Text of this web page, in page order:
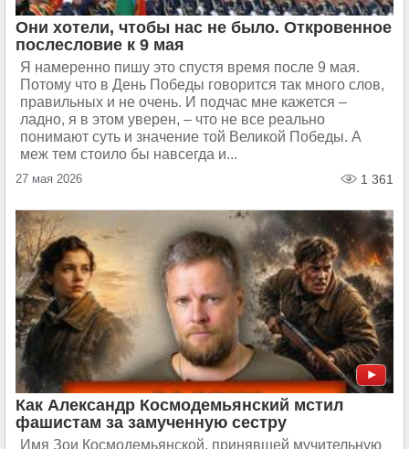
Они хотели, чтобы нас не было. Откровенное
послесловие к 9 мая
Я намеренно пишу это спустя время после 9 мая.
Потому что в День Победы говорится так много слов,
правильных и не очень. И подчас мне кажется –
ладно, я в этом уверен, – что не все реально
понимают суть и значение той Великой Победы. А
меж тем стоило бы навсегда и...
27 мая 2026 1 361
Как Александр Космодемьянский мстил
фашистам за замученную сестру
Имя Зои Космодемьянской, принявшей мучительную